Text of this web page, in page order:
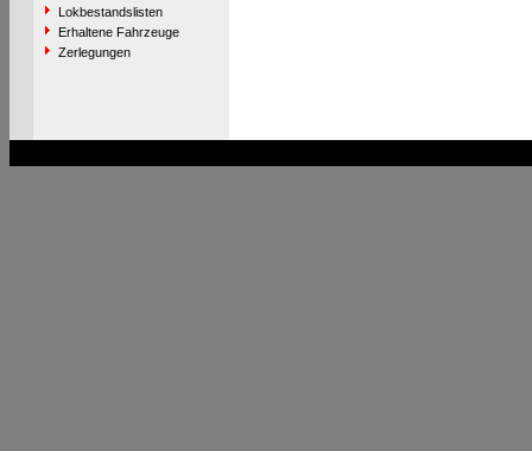
Lokbestandslisten
Erhaltene Fahrzeuge
Zerlegungen